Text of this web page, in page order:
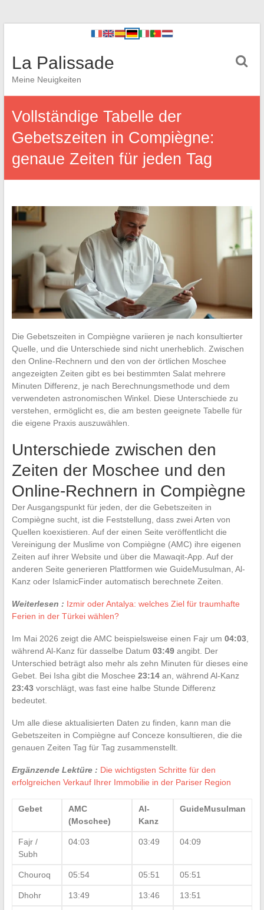
La Palissade
Meine Neuigkeiten
Vollständige Tabelle der
Gebetszeiten in Compiègne:
genaue Zeiten für jeden Tag
Die Gebetszeiten in Compiègne variieren je nach konsultierter
Quelle, und die Unterschiede sind nicht unerheblich. Zwischen
den Online-Rechnern und den von der örtlichen Moschee
angezeigten Zeiten gibt es bei bestimmten Salat mehrere
Minuten Differenz, je nach Berechnungsmethode und dem
verwendeten astronomischen Winkel. Diese Unterschiede zu
verstehen, ermöglicht es, die am besten geeignete Tabelle für
die eigene Praxis auszuwählen.
Unterschiede zwischen den
Zeiten der Moschee und den
Online-Rechnern in Compiègne
Der Ausgangspunkt für jeden, der die Gebetszeiten in
Compiègne sucht, ist die Feststellung, dass zwei Arten von
Quellen koexistieren. Auf der einen Seite veröffentlicht die
Vereinigung der Muslime von Compiègne (AMC) ihre eigenen
Zeiten auf ihrer Website und über die Mawaqit-App. Auf der
anderen Seite generieren Plattformen wie GuideMusulman, Al-
Kanz oder IslamicFinder automatisch berechnete Zeiten.
Weiterlesen : Izmir oder Antalya: welches Ziel für traumhafte
Ferien in der Türkei wählen?
Im Mai 2026 zeigt die AMC beispielsweise einen Fajr um 04:03,
während Al-Kanz für dasselbe Datum 03:49angibt. Der
Unterschied beträgt also mehr als zehn Minuten für dieses eine
Gebet. Bei Isha gibt die Moschee 23:14an, während Al-Kanz
23:43vorschlägt, was fast eine halbe Stunde Differenz
bedeutet.
Um alle diese aktualisierten Daten zu finden, kann man die
Gebetszeiten in Compiègne auf Conceze konsultieren, die die
genauen Zeiten Tag für Tag zusammenstellt.
Ergänzende Lektüre : Die wichtigsten Schritte für den
erfolgreichen Verkauf Ihrer Immobilie in der Pariser Region
Gebet
AMC
(Moschee)
Al-
Kanz
GuideMusulman
Fajr /
Subh
04:03 03:49 04:09
Chouroq 05:54 05:51 05:51
Dhohr 13:49 13:46 13:51